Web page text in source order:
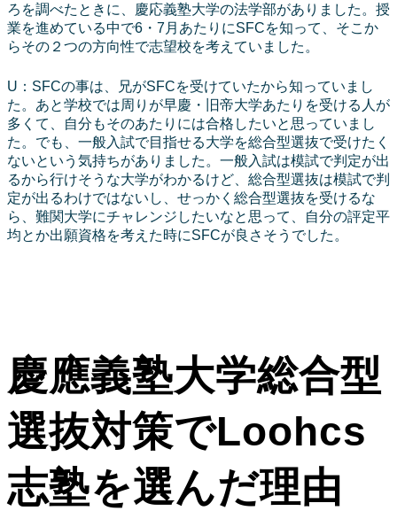
ろを調べたときに、慶応義塾大学の法学部がありました。授
業を進めている中で6・7月あたりにSFCを知って、そこか
らその２つの方向性で志望校を考えていました。
U：SFCの事は、兄がSFCを受けていたから知っていまし
た。あと学校では周りが早慶・旧帝大学あたりを受ける人が
多くて、自分もそのあたりには合格したいと思っていまし
た。でも、一般入試で目指せる大学を総合型選抜で受けたく
ないという気持ちがありました。一般入試は模試で判定が出
るから行けそうな大学がわかるけど、総合型選抜は模試で判
定が出るわけではないし、せっかく総合型選抜を受けるな
ら、難関大学にチャレンジしたいなと思って、自分の評定平
均とか出願資格を考えた時にSFCが良さそうでした。
慶應義塾大学総合型
選抜対策でLoohcs
志塾を選んだ理由